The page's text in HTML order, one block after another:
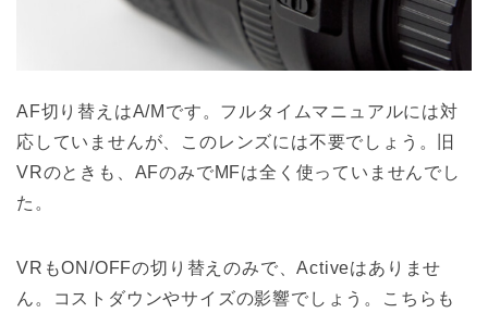
AF切り替えはA/Mです。フルタイムマニュアルには対
応していませんが、このレンズには不要でしょう。旧
VRのときも、AFのみでMFは全く使っていませんでし
た。
VRもON/OFFの切り替えのみで、Activeはありませ
ん。コストダウンやサイズの影響でしょう。こちらも